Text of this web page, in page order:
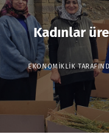
Kadınlar
EKONOMIKLIK